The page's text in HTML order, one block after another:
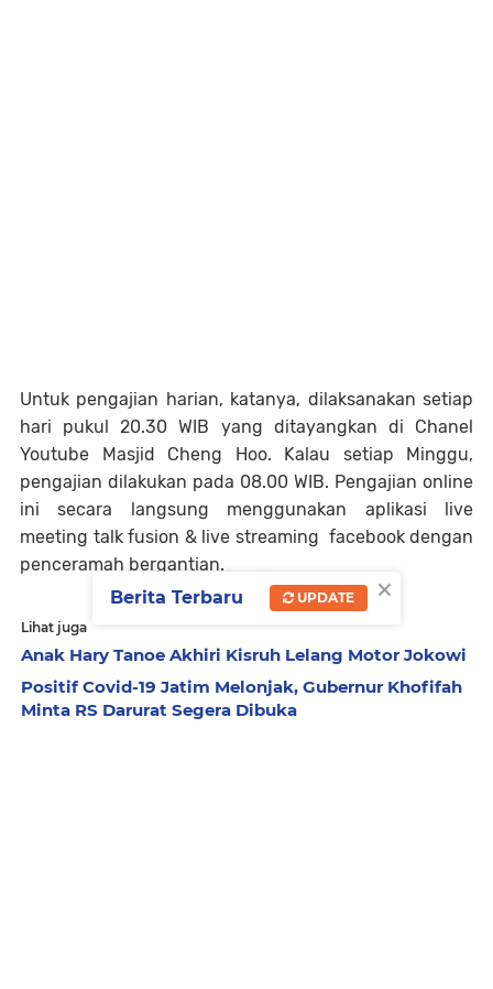
Untuk pengajian harian, katanya, dilaksanakan setiap
hari pukul 20.30 WIB yang ditayangkan di Chanel
Youtube Masjid Cheng Hoo. Kalau setiap Minggu,
pengajian dilakukan pada 08.00 WIB. Pengajian online
ini secara langsung menggunakan aplikasi live
meeting talk fusion & live streaming facebook dengan
penceramah bergantian.
Lihat juga
Anak Hary Tanoe Akhiri Kisruh Lelang Motor Jokowi
Positif Covid-19 Jatim Melonjak, Gubernur Khofifah
Minta RS Darurat Segera Dibuka
×
Berita Terbaru UPDATE